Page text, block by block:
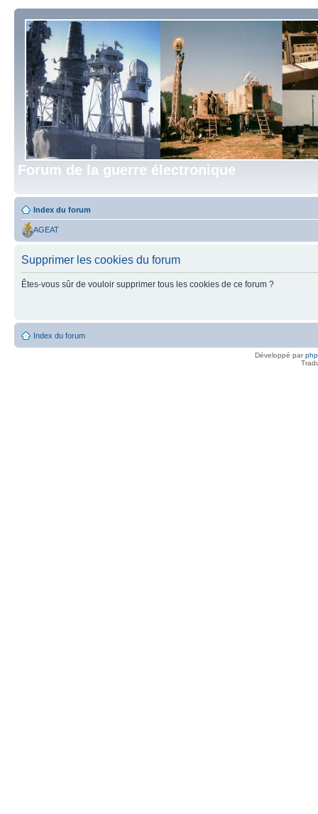
Forum de la guerre électronique
Index du forum
AGEAT
Supprimer les cookies du forum
Êtes-vous sûr de vouloir supprimer tous les cookies de ce forum ?
Index du forum
Développé par